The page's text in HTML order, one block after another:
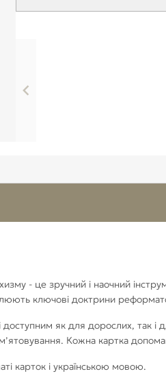
- це зручний і наочний
ключові доктрини
як для дорослих, так і
Кожна картка
карток і українською мовою.